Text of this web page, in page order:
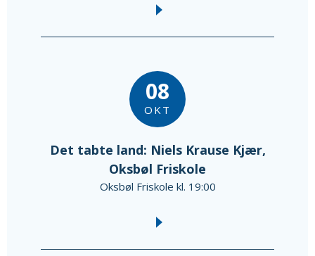
08
OKT
Det tabte land: Niels Krause Kjær,
Oksbøl Friskole
Oksbøl Friskole kl. 19:00